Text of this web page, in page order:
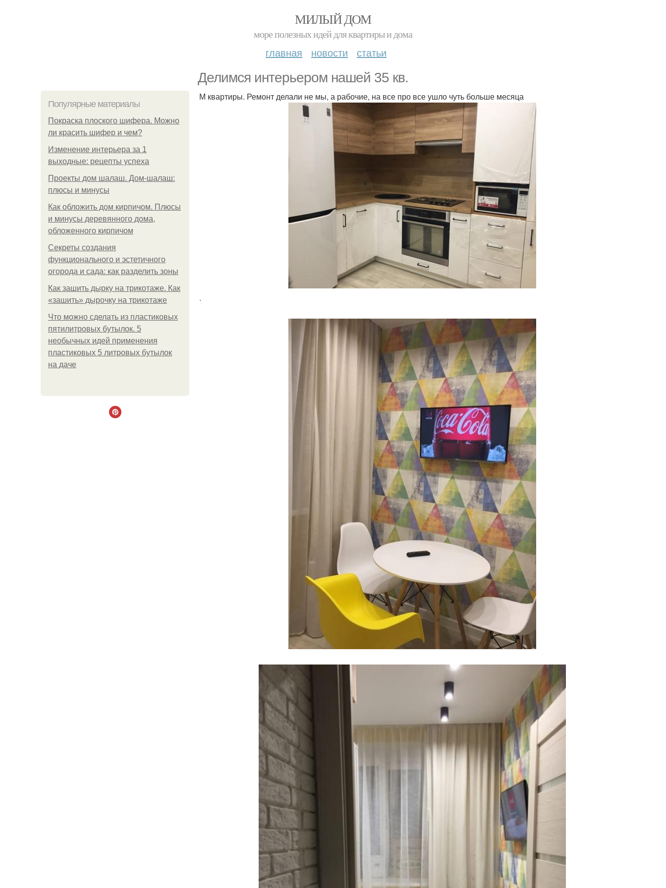
МИЛЫЙ ДОМ
море полезных идей для квартиры и дома
главная новости статьи
Делимся интерьером нашей 35 кв.
Популярные материалы
Покраска плоского шифера. Можно
ли красить шифер и чем?
Изменение интерьера за 1
выходные: рецепты успеха
Проекты дом шалаш. Дом-шалаш:
плюсы и минусы
Как обложить дом кирпичом. Плюсы
и минусы деревянного дома,
обложенного кирпичом
Секреты создания
функционального и эстетичного
огорода и сада: как разделить зоны
Как зашить дырку на трикотаже. Как
«зашить» дырочку на трикотаже
Что можно сделать из пластиковых
пятилитровых бутылок. 5
необычных идей применения
пластиковых 5 литровых бутылок
на даче
М квартиры. Ремонт делали не мы, а рабочие, на все про все ушло чуть больше месяца
.